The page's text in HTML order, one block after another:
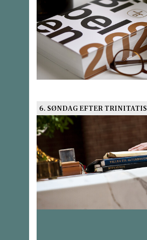
6. SØNDAG EFTER TRINITATIS